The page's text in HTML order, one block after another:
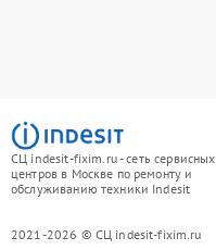
СЦ indesit-fixim.ru - сеть сервисных
центров в Москве по ремонту и
обслуживанию техники Indesit
2021-2026 © СЦ indesit-fixim.ru